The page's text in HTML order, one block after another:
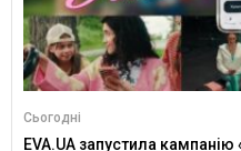
Сьогодні
EVA.UA запустила